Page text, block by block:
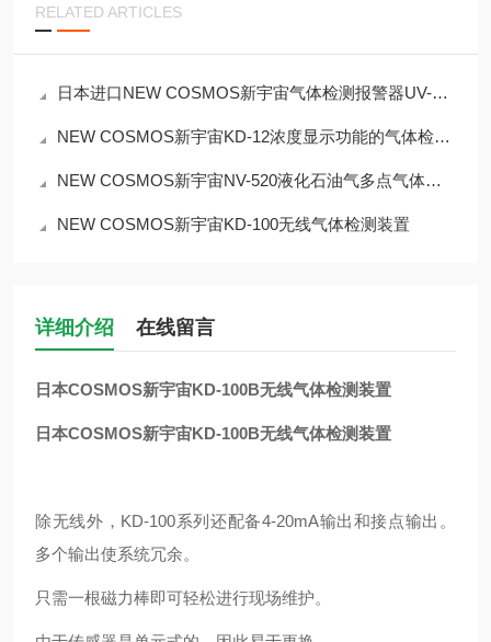
RELATED ARTICLES
日本进口NEW COSMOS新宇宙气体检测报警器UV-810
NEW COSMOS新宇宙KD-12浓度显示功能的气体检测单元
NEW COSMOS新宇宙NV-520液化石油气多点气体检测报警器
NEW COSMOS新宇宙KD-100无线气体检测装置
详细介绍 在线留言
日本COSMOS新宇宙KD-100B无线气体检测装置
日本COSMOS新宇宙KD-100B无线气体检测装置
除无线外，KD-100系列还配备4-20mA输出和接点输出。
多个输出使系统冗余。
只需一根磁力棒即可轻松进行现场维护。